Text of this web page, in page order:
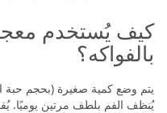
كيف يُستخدم
بالفواكه؟
يتم وضع كمية صغيرة (بحجم حبة
يُنظف الفم بلطف مرتين يوميًا.